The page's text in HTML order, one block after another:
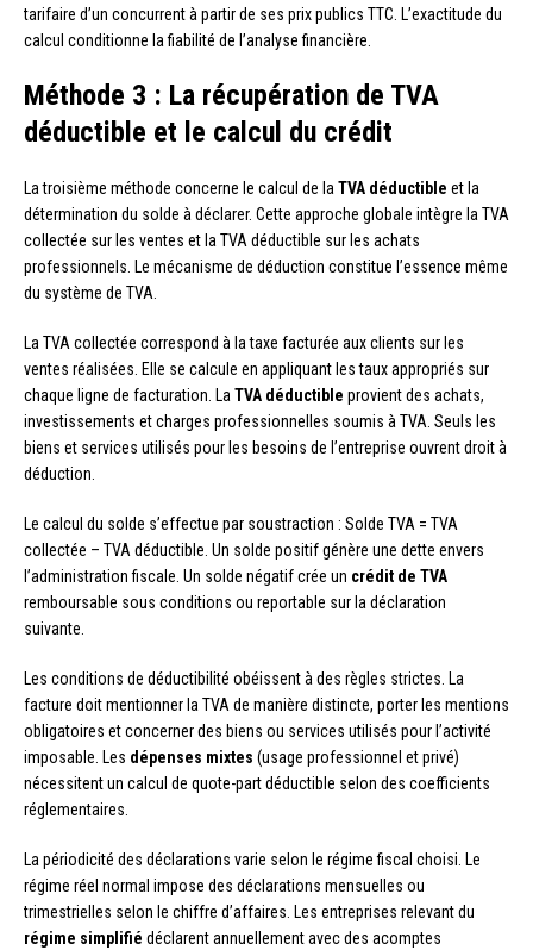
tarifaire d’un concurrent à partir de ses prix publics TTC. L’exactitude du
calcul conditionne la fiabilité de l’analyse financière.
Méthode 3 : La récupération de TVA
déductible et le calcul du crédit
La troisième méthode concerne le calcul de laTVA déductible et la
détermination du solde à déclarer. Cette approche globale intègre la TVA
collectée sur les ventes et la TVA déductible sur les achats
professionnels. Le mécanisme de déduction constitue l’essence même
du système de TVA.
La TVA collectée correspond à la taxe facturée aux clients sur les
ventes réalisées. Elle se calcule en appliquant les taux appropriés sur
chaque ligne de facturation. LaTVA déductible provient des achats,
investissements et charges professionnelles soumis à TVA. Seuls les
biens et services utilisés pour les besoins de l’entreprise ouvrent droit à
déduction.
Le calcul du solde s’effectue par soustraction : Solde TVA = TVA
collectée – TVA déductible. Un solde positif génère une dette envers
l’administration fiscale. Un solde négatif crée un crédit de TVA
remboursable sous conditions ou reportable sur la déclaration
suivante.
Les conditions de déductibilité obéissent à des règles strictes. La
facture doit mentionner la TVA de manière distincte, porter les mentions
obligatoires et concerner des biens ou services utilisés pour l’activité
imposable. Les dépenses mixtes (usage professionnel et privé)
nécessitent un calcul de quote-part déductible selon des coefficients
réglementaires.
La périodicité des déclarations varie selon le régime fiscal choisi. Le
régime réel normal impose des déclarations mensuelles ou
trimestrielles selon le chiffre d’affaires. Les entreprises relevant du
régime simplifié déclarent annuellement avec des acomptes